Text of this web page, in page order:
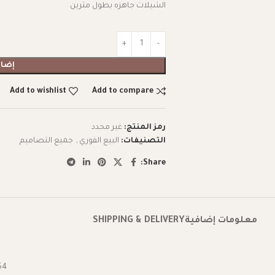
الشيلات جاهزه بطول مترين
Add to compare
Add to wishlist
رمز المنتج: غير محدد
التصنيفات: البيع الفوري , جميع التصاميم
Share:
معلومات إضافيةSHIPPING & DELIVERY